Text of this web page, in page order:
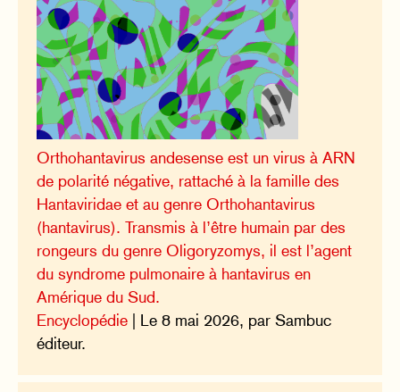
Orthohantavirus andesense est un virus à ARN
de polarité négative, rattaché à la famille des
Hantaviridae et au genre Orthohantavirus
(hantavirus). Transmis à l’être humain par des
rongeurs du genre Oligoryzomys, il est l’agent
du syndrome pulmonaire à hantavirus en
Amérique du Sud.
Encyclopédie | Le 8 mai 2026, par Sambuc
éditeur.